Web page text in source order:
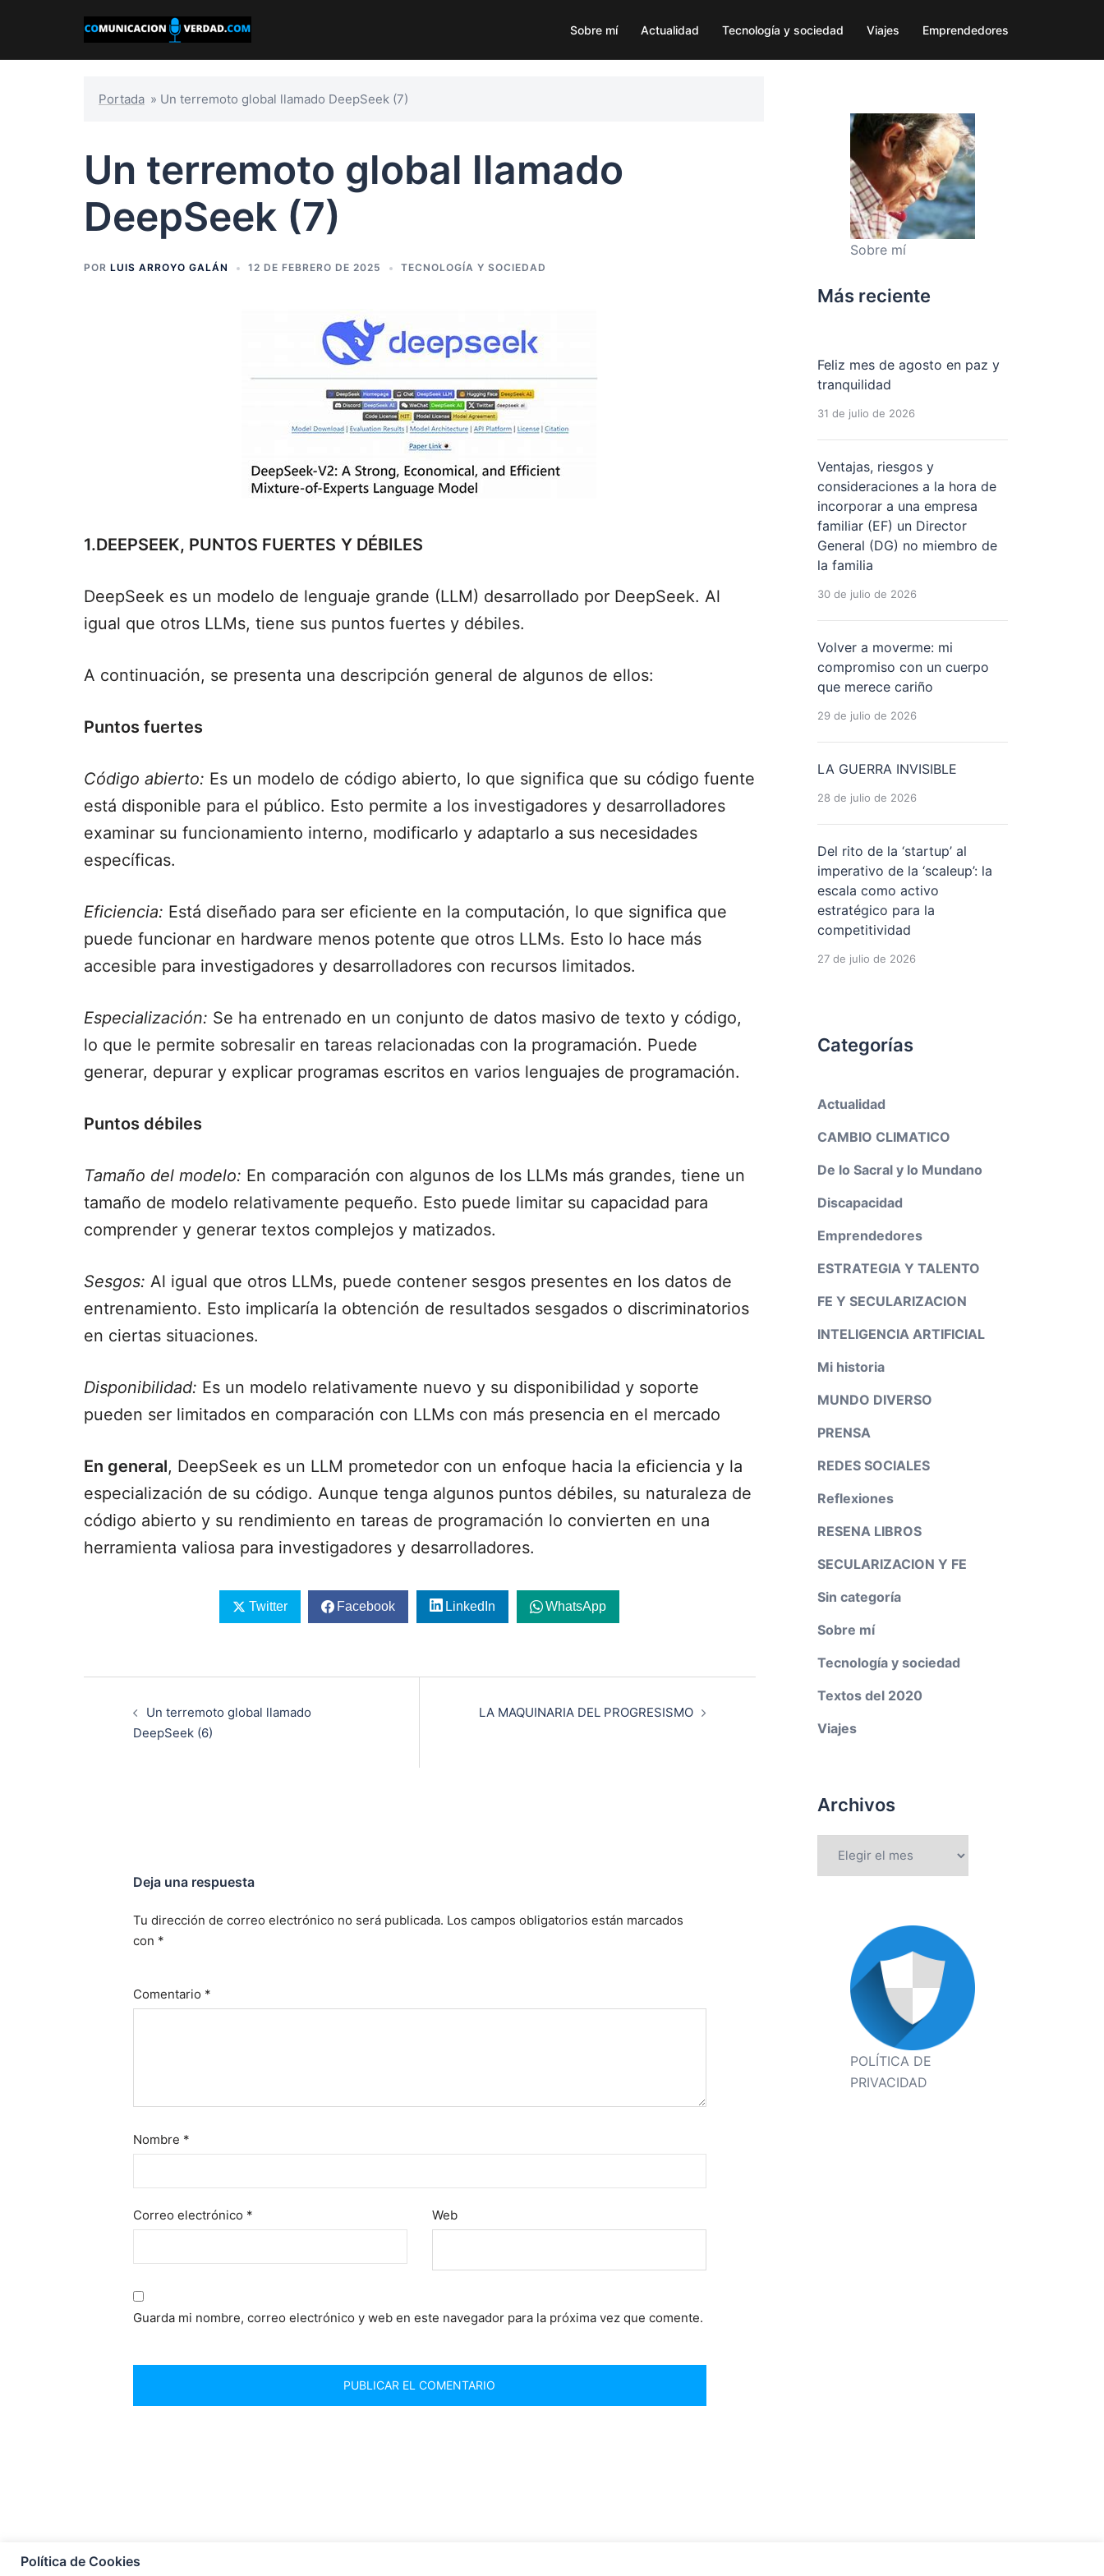
Sobre mí Actualidad Tecnología y sociedad Viajes Emprendedores
Portada » Un terremoto global llamado DeepSeek (7)
Un terremoto global llamado
DeepSeek (7)
POR LUIS ARROYO GALÁN 12 DE FEBRERO DE 2025 TECNOLOGÍA Y SOCIEDAD
1.DEEPSEEK, PUNTOS FUERTES Y DÉBILES
DeepSeek es un modelo de lenguaje grande (LLM) desarrollado por DeepSeek. Al
igual que otros LLMs, tiene sus puntos fuertes y débiles.
A continuación, se presenta una descripción general de algunos de ellos:
Puntos fuertes
Código abierto: Es un modelo de código abierto, lo que significa que su código fuente
está disponible para el público. Esto permite a los investigadores y desarrolladores
examinar su funcionamiento interno, modificarlo y adaptarlo a sus necesidades
específicas.
Eficiencia: Está diseñado para ser eficiente en la computación, lo que significa que
puede funcionar en hardware menos potente que otros LLMs. Esto lo hace más
accesible para investigadores y desarrolladores con recursos limitados.
Especialización: Se ha entrenado en un conjunto de datos masivo de texto y código,
lo que le permite sobresalir en tareas relacionadas con la programación. Puede
generar, depurar y explicar programas escritos en varios lenguajes de programación.
Puntos débiles
Tamaño del modelo: En comparación con algunos de los LLMs más grandes, tiene un
tamaño de modelo relativamente pequeño. Esto puede limitar su capacidad para
comprender y generar textos complejos y matizados.
Sesgos: Al igual que otros LLMs, puede contener sesgos presentes en los datos de
entrenamiento. Esto implicaría la obtención de resultados sesgados o discriminatorios
en ciertas situaciones.
Disponibilidad: Es un modelo relativamente nuevo y su disponibilidad y soporte
pueden ser limitados en comparación con LLMs con más presencia en el mercado
En general, DeepSeek es un LLM prometedor con un enfoque hacia la eficiencia y la
especialización de su código. Aunque tenga algunos puntos débiles, su naturaleza de
código abierto y su rendimiento en tareas de programación lo convierten en una
herramienta valiosa para investigadores y desarrolladores.
Twitter Facebook LinkedIn WhatsApp
entradas
Un terremoto global llamado
DeepSeek (6)
LA MAQUINARIA DEL PROGRESISMO
Deja una respuesta
Tu dirección de correo electrónico no será publicada. Los campos obligatorios están marcados
con *
Comentario *
Nombre *
Correo electrónico * Web
Guarda mi nombre, correo electrónico y web en este navegador para la próxima vez que comente.
Sobre mí
Más reciente
Feliz mes de agosto en paz y
tranquilidad
31 de julio de 2026
Ventajas, riesgos y
consideraciones a la hora de
incorporar a una empresa
familiar (EF) un Director
General (DG) no miembro de
la familia
30 de julio de 2026
Volver a moverme: mi
compromiso con un cuerpo
que merece cariño
29 de julio de 2026
LA GUERRA INVISIBLE
28 de julio de 2026
Del rito de la ‘startup’ al
imperativo de la ‘scaleup’: la
escala como activo
estratégico para la
competitividad
27 de julio de 2026
Categorías
Actualidad
CAMBIO CLIMATICO
De lo Sacral y lo Mundano
Discapacidad
Emprendedores
ESTRATEGIA Y TALENTO
FE Y SECULARIZACION
INTELIGENCIA ARTIFICIAL
Mi historia
MUNDO DIVERSO
PRENSA
REDES SOCIALES
Reflexiones
RESENA LIBROS
SECULARIZACION Y FE
Sin categoría
Sobre mí
Tecnología y sociedad
Textos del 2020
Viajes
Archivos
POLÍTICA DE
PRIVACIDAD
© 2021 Todos los derechos reservados Comunicación y verdad
Política de Cookies